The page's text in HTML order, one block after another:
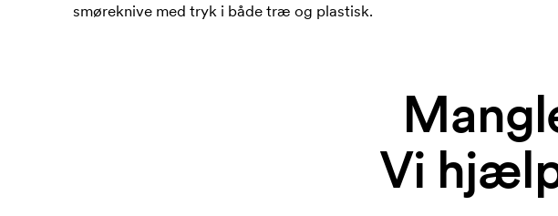
smøreknive med tryk i både træ og plastisk.
Vi